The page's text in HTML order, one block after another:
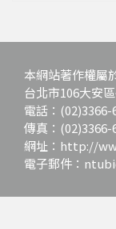
本網站著作權屬
台北市106大安
電話：(02)3366-
傳真：(02)3366-
網址：http://
電子郵件：